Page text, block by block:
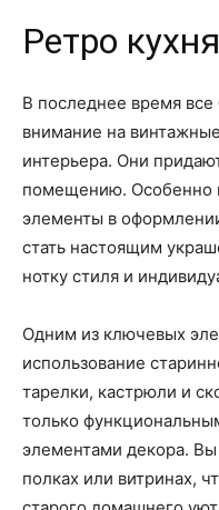
Ретро кухня
В последнее время
внимание на
интерьера. Они
помещению. Особенно
элементы в
стать настоящим
нотку стиля и
Одним из ключевых
использование
тарелки, кастрюли и
только
элементами декора.
полках или витринах,